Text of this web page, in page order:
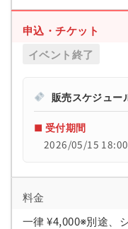
申込・チケット
イベント終了
販売スケジュー
■ 受付期間
2026/05/15
料金
一律 ¥4,000※別途、